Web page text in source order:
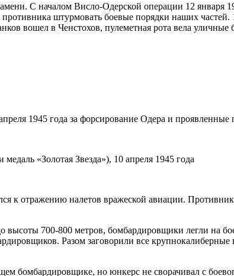
С началом Висло-Одерской операции 12 января
штурмовать боевые порядки наших
вошел в Ченстохов, пулеметная рота вела
1945 года за форсирование Одера и проявленные
«Золотая Звезда»), 10 апреля 1945 года
к отражению налетов вражеской авиации.
высоты 700-800 метров, бомбардировщики легли на
Разом заговорили все
бомбардировщике, но юнкерс не сворачивал с